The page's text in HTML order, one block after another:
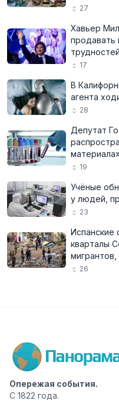
27
Хавьер
продавать
трудностей
17
В
агента
28
Депутат
19
Учёные
у людей,
23
Испанские
кварталы
26
Опережая события.
С 1822 года.